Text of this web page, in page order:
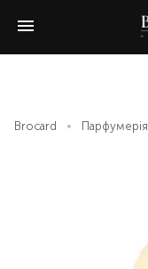
Brocard Парфумерія